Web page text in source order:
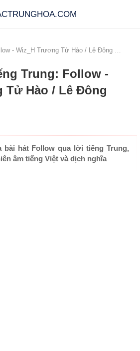
Trung: Follow -
Tử Hào / Lê Đông
bài hát Follow qua lời tiếng Trung,
âm tiếng Việt và dịch nghĩa